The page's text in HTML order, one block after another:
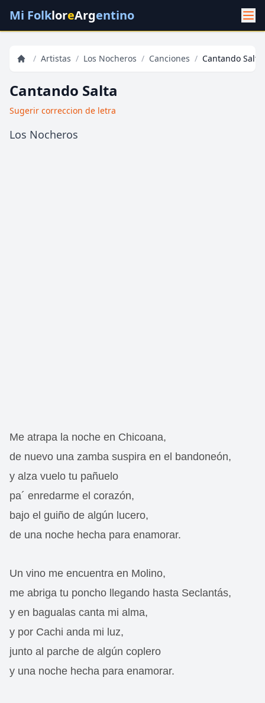
Mi FolkloreArgentino
/ Artistas / Los Nocheros / Canciones / Cantando Salta
Cantando Salta
Sugerir correccion de letra
Los Nocheros
Me atrapa la noche en Chicoana,
de nuevo una zamba suspira en el bandoneón,
y alza vuelo tu pañuelo
pa´ enredarme el corazón,
bajo el guiño de algún lucero,
de una noche hecha para enamorar.
Un vino me encuentra en Molino,
me abriga tu poncho llegando hasta Seclantás,
y en bagualas canta mi alma,
y por Cachi anda mi luz,
junto al parche de algún coplero
y una noche hecha para enamorar.